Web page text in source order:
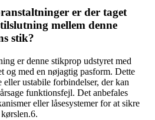
er der taget
mellem denne
stik?
er denne stikprop udstyret med
og med en nøjagtig pasform. Dette
ustabile forbindelser, der kan
funktionsfejl. Det anbefales
eller låsesystemer for at sikre